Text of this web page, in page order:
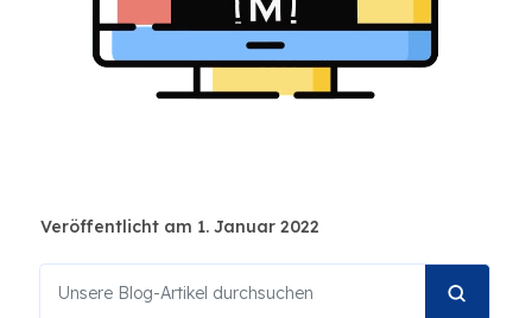
Veröffentlicht am 1. Januar 2022